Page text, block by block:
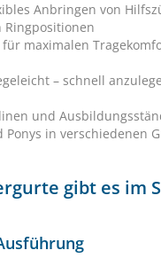
Anbringen von
Ringpositionen
maximalen
– schnell
und
Ponys in verschiedenen
gibt es im